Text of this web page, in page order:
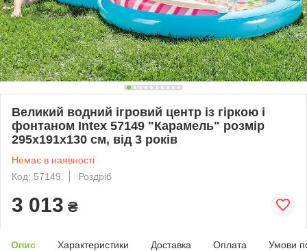
Великий водний ігровий центр із гіркою і
фонтаном Intex 57149 "Карамель" розмір
295х191х130 см, від 3 років
Немає в наявності
Код: 57149
Роздріб
3 013 ₴
Опис Характеристики Доставка Оплата Умови